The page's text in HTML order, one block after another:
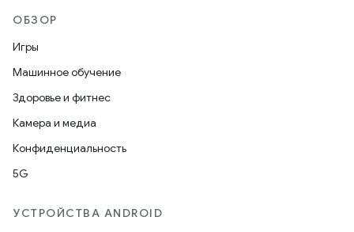
ОБЗОР
Игры
Машинное обучение
Здоровье и фитнес
Камера и медиа
Конфиденциальность
5G
УСТРОЙСТВА ANDROID